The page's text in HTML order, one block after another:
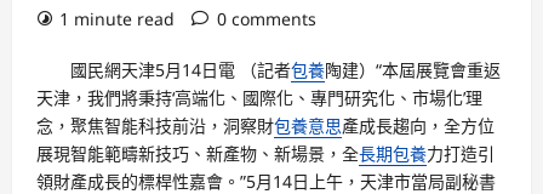
1 minute read
0 comments
國民網天津5月14日電 （記者包養陶建）“本屆展覽會重返
天津，我們將秉持‘高端化、國際化、專門研究化、市場化’理
念，聚焦智能科技前沿，洞察財包養意思產成長趨向，全方位
展現智能範疇新技巧、新產物、新場景，全長期包養力打造引
領財產成長的標桿性嘉會。”5月14日上午，天津市當局副秘書